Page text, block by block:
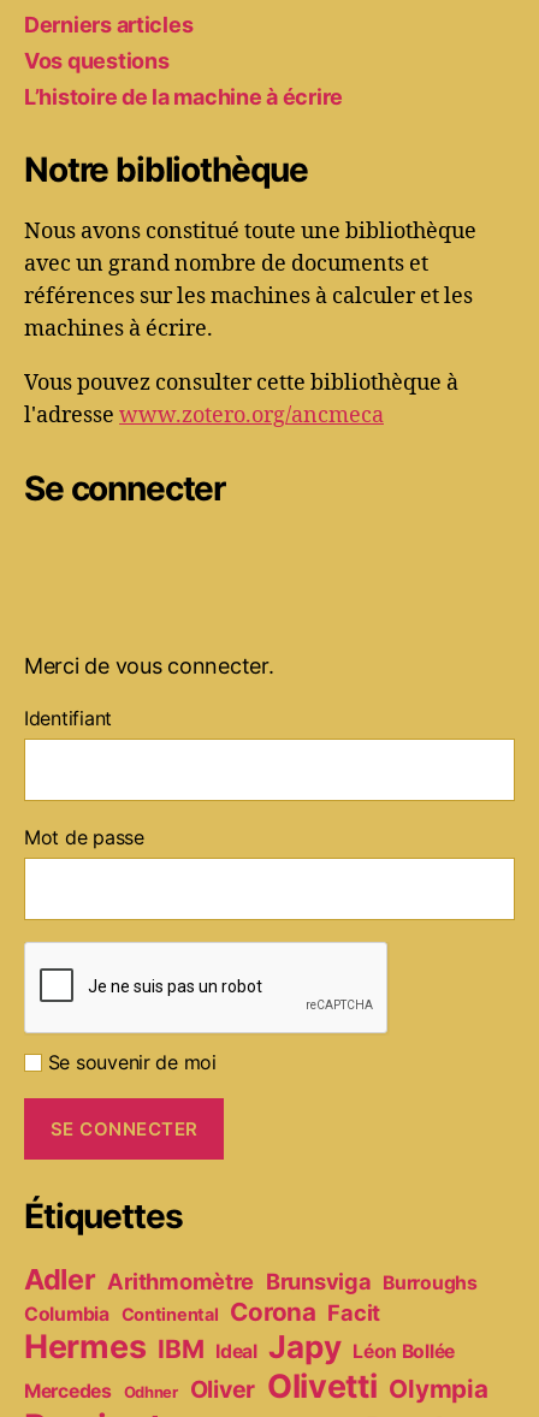
Derniers articles
Vos questions
L’histoire de la machine à écrire
Notre bibliothèque
Nous avons constitué toute une bibliothèque
avec un grand nombre de documents et
références sur les machines à calculer et les
machines à écrire.
Vous pouvez consulter cette bibliothèque à
l'adresse www.zotero.org/ancmeca
Se connecter
Merci de vous connecter.
Identifiant
Mot de passe
Se souvenir de moi
Étiquettes
Adler Arithmomètre Brunsviga Burroughs
Columbia Continental Corona Facit
Hermes IBM Ideal Japy Léon Bollée
Mercedes
Odhner Oliver Olivetti Olympia